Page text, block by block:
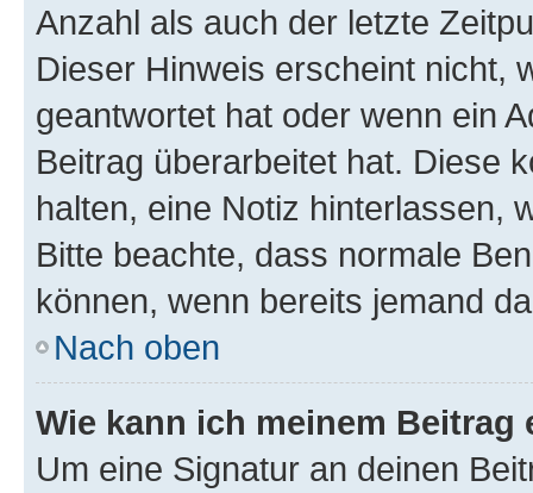
Anzahl als auch der letzte
Dieser Hinweis erscheint nicht,
geantwortet hat oder wenn ein
Beitrag überarbeitet hat. Diese
halten, eine Notiz hinterlassen,
Bitte beachte, dass normale
können, wenn bereits jemand
Nach oben
Wie kann ich meinem
Um eine Signatur an deinen